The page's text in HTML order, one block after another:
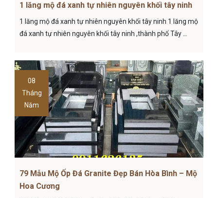
1 lăng mộ đá xanh tự nhiên nguyên khối tây ninh
1 lăng mộ đá xanh tự nhiên nguyên khối tây ninh 1 lăng mộ
đá xanh tự nhiên nguyên khối tây ninh ,thành phố Tây ...
08
Tháng
Năm
79 Mẫu Mộ Ốp Đá Granite Đẹp Bán Hòa Bình – Mộ
Hoa Cương